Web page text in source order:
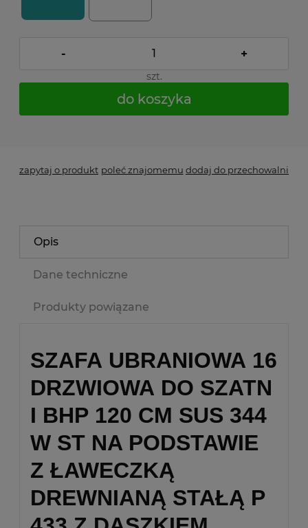
- +
szt.
do koszyka
zapytaj o produkt poleć znajomemu dodaj do przechowalni
Opis
Dane techniczne
Produkty powiązane
SZAFA UBRANIOWA 16
DRZWIOWA DO SZATN
I BHP 120 CM SUS 344
W ST NA PODSTAWIE
Z ŁAWECZKĄ
DREWNIANĄ STAŁĄ P